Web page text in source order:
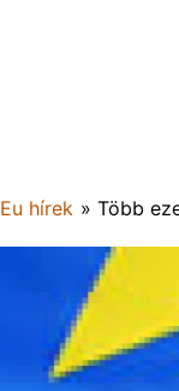
Eu hírek » Több